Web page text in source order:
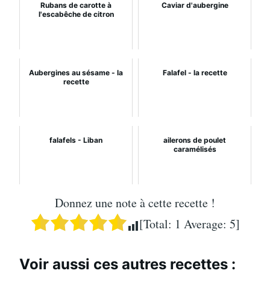
Rubans de carotte à
l'escabêche de citron
Caviar d'aubergine
Aubergines au sésame - la
recette
Falafel - la recette
falafels - Liban
ailerons de poulet
caramélisés
Donnez une note à cette recette !
[Total: 1 Average: 5]
Voir aussi ces autres recettes :